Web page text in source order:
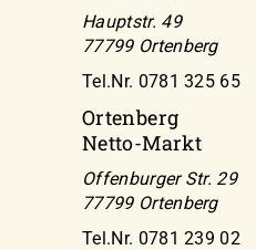
Hauptstr. 49
77799 Ortenberg
Tel.Nr. 0781 325 65
Ortenberg
Netto-Markt
Offenburger Str. 29
77799 Ortenberg
Tel.Nr. 0781 239 02